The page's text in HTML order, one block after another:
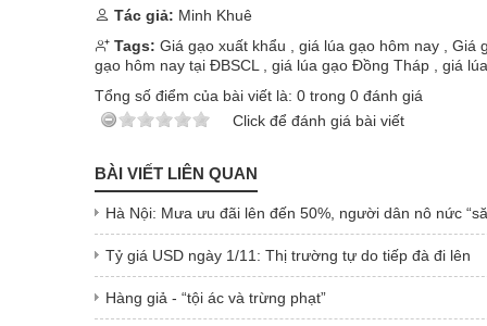
Tác giả: Minh Khuê
Tags: Giá gạo xuất khẩu giá lúa gạo hôm nay
Giá
gạo hôm nay tại ĐBSCL
​​​​​​​giá lúa gạo Đồng Tháp
giá
Tổng số điểm của bài viết là: 0 trong 0 đánh giá
Click để đánh giá bài viết
BÀI VIẾT LIÊN QUAN
Hà Nội: Mưa ưu đãi lên đến 50%, người dân nô nức
Tỷ giá USD ngày 1/11: Thị trường tự do tiếp đà đi lên
Hàng giả - “tội ác và trừng phạt”